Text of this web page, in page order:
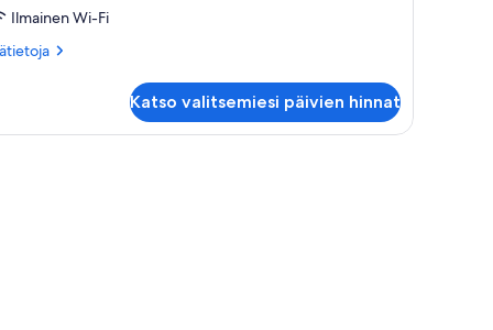
Ilmainen Wi-Fi
Katso valitsemiesi päivien hinnat
lamppuvarustettu työpöytä ja pieni pöytä.